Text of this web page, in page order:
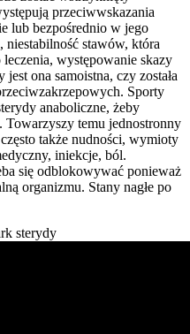
przeciwwskazania
lub bezpośrednio w jego
niestabilność stawów, która
występowanie skazy
ona samoistna, czy została
Sporty
anaboliczne, żeby
temu jednostronny
także nudności, wymioty
iniekcje, ból.
się odblokowywać ponieważ
organizmu. Stany nagłe po